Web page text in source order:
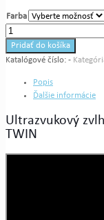
Farba
množstvo
Zvlhčovač
vzduchu
TWIN
Pridať do košíka
Katalógové číslo: -
Popis
Ďalšie informácie
Ultrazvukový
TWIN